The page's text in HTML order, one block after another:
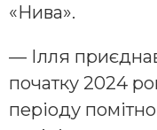
«Нива».
— Ілля
початку 2024
періоду помітно